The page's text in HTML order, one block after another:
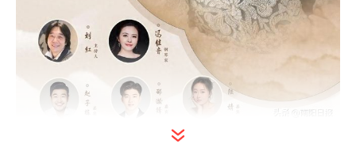
打开今日头条查看图片详情